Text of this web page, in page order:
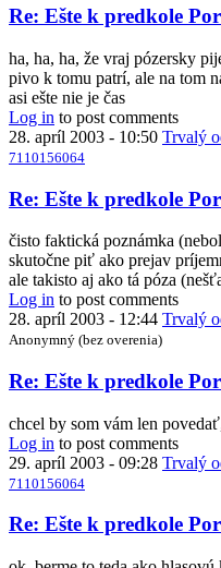
In
reply
to
Re:
Ešte
k
predkole
Porty
v
Košiciach
-
7110156064
Re: Ešte k predkole
ha, ha, ha, že vraj pózersky
pivo k tomu patrí, ale na tom
asi ešte nie je čas
Log in to post comments
28. apríl 2003 - 10:50 Trvalý
7110156064
In
reply
to
Re:
Ešte
k
predkole
Porty
v
Košiciach
-
Anonymný
(bez
overenia)
Re: Ešte k predkole
čisto faktická poznámka
skutočne piť ako prejav
ale takisto aj ako tá póza
Log in to post comments
28. apríl 2003 - 12:44 Trvalý
Anonymný (bez overenia)
In
reply
to
Re:
Ešte
k
predkole
Porty
v
Re: Ešte k predkole
chcel by som vám len
Log in to post comments
29. apríl 2003 - 09:28 Trvalý
7110156064
In
reply
to
Re: Ešte k predkole